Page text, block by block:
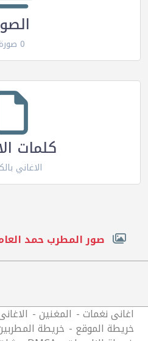
0 صورة
كلمات
الاغاني
صور المطرب حمد
اغانى نغمات المغنين
خريطة الموقع خريطة